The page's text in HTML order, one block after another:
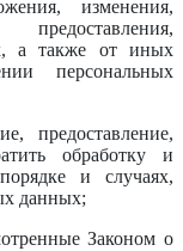
изменения,
а также от иных
персональных
предоставление,
обработку и
и случаях,
данных;
Законом о